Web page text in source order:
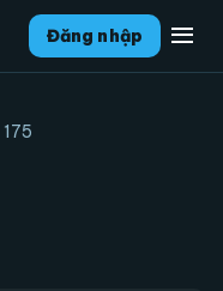
Đăng nhập menu
175